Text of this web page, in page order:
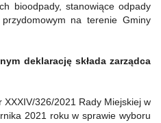
bioodpady, stanowiące odpady
na terenie Gminy
deklarację składa zarządca
XXXIV/326/2021 Rady Miejskiej w
2021 roku w sprawie wyboru